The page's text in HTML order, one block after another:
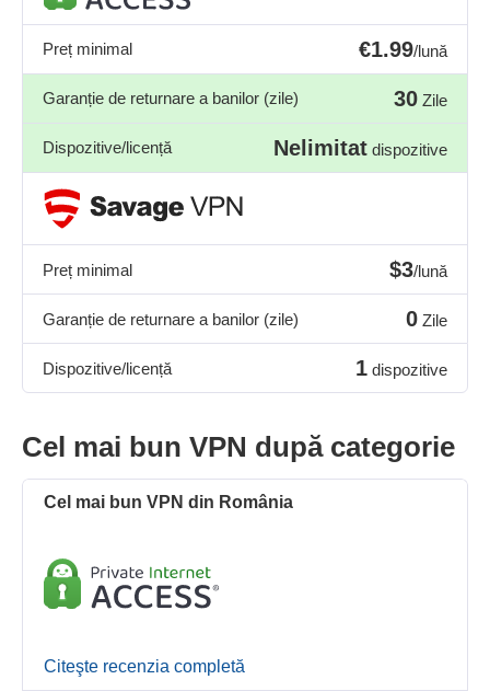
Preț minimal €1.99/lună
Garanție de returnare a banilor (zile) 30 Zile
Dispozitive/licență Nelimitat dispozitive
Preț minimal $3/lună
Garanție de returnare a banilor (zile) 0 Zile
Dispozitive/licență 1 dispozitive
Cel mai bun VPN după categorie
Cel mai bun VPN din România
Citeşte recenzia completă